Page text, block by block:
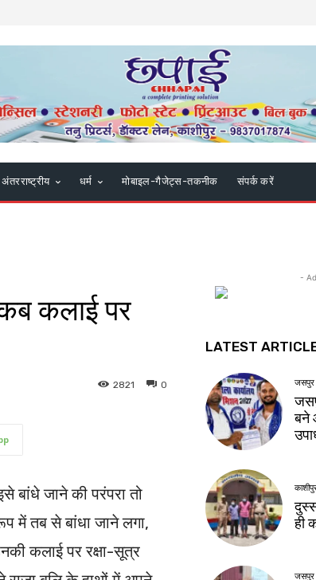
अंतरराष्ट्रीय धर्म मोबाइल-गैजेट्स-तकनीक संपर्क करें
कब कलाई पर
0
2821
बांधे जाने की परंपरा तो
में तब से बांधा जाने लगा,
कलाई पर रक्षा-सूत्र
-
LATEST
जसपुर
बने
ही
जसपुर